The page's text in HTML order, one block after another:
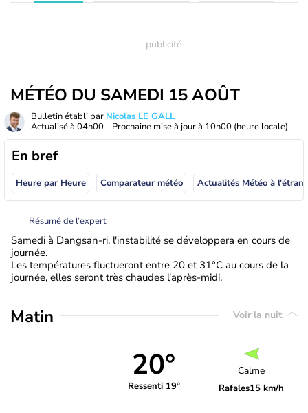
MÉTÉO DU SAMEDI 15 AOÛT
Bulletin établi par Nicolas LE GALL
Actualisé à 04h00 - Prochaine mise à jour à 10h00 (heure locale)
En bref
Heure par Heure Comparateur météo
Résumé de l’expert
Samedi à Dangsan-ri, l'instabilité se développera en cours de
journée.
Les températures fluctueront entre 20 et 31°C au cours de la
journée, elles seront très chaudes l'après-midi.
Matin Voir la nuit
20°
Ressenti 19°
Calme
Rafales15 km/h